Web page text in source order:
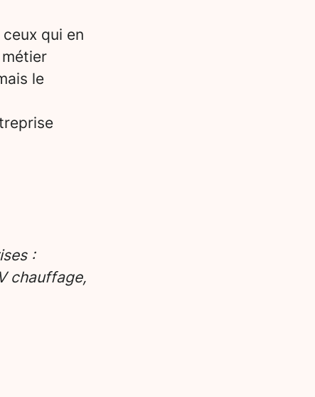
qui en
le
:
chauffage,